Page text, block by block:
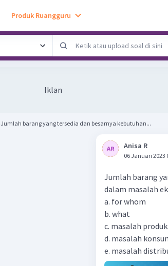
Produk Ruangguru
Iklan
Jumlah barang yang tersedia dan besarnya kebutuhan...
Anisa R
06 Januari 2023
Jumlah barang
dalam masalah
a. for whom
b. what
c. masalah
d. masalah
e. masalah